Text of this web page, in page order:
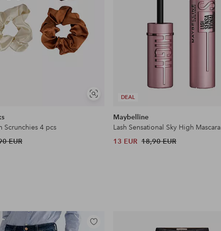
Näytä
Scrunchies 4 pcs
EUR
DEAL
Maybelline
Lash Sensational Sky High Mascara
13 EUR 18,90 EUR
Lisää